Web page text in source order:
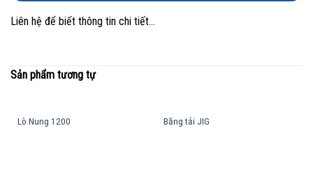
Liên hệ để biết thông tin chi tiết…
Sản phẩm tương tự
Lò Nung 1200 Băng tải JIG